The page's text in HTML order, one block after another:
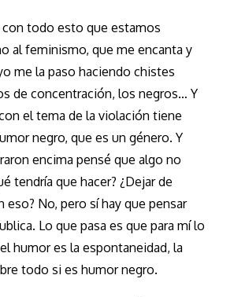
con todo esto que estamos
al feminismo, que me encanta y
me la paso haciendo chistes
de concentración, los negros… Y
el tema de la violación tiene
negro, que es un género. Y
encima pensé que algo no
tendría que hacer? ¿Dejar de
eso? No, pero sí hay que pensar
Lo que pasa es que para mí lo
humor es la espontaneidad, la
todo si es humor negro.